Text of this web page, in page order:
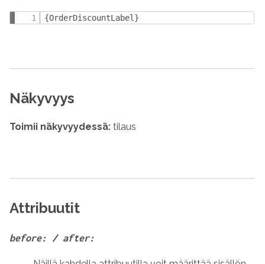
{OrderDiscountLabel}
Näkyvyys
Toimii näkyvyydessä: tilaus
Attribuutit
before: / after: